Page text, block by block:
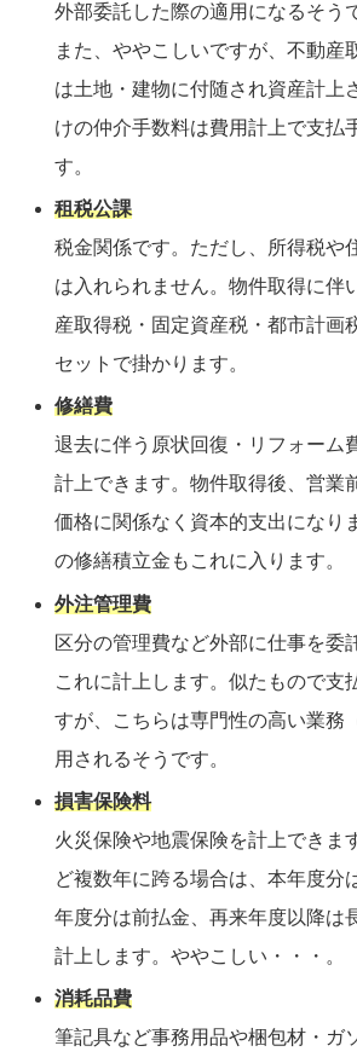
外部委託した際の適用になるそう
また、ややこしいですが、不動産
は土地・建物に付随され資産計上
けの仲介手数料は費用計上で支払
す。
租税公課
税金関係です。ただし、所得税や
は入れられません。物件取得に伴
産取得税・固定資産税・都市計画
セットで掛かります。
修繕費
退去に伴う原状回復・リフォーム
計上できます。物件取得後、営業
価格に関係なく資本的支出になり
の修繕積立金もこれに入ります。
外注管理費
区分の管理費など外部に仕事を委
これに計上します。似たもので支
すが、こちらは専門性の高い業務
用されるそうです。
損害保険料
火災保険や地震保険を計上できま
ど複数年に跨る場合は、本年度分
年度分は前払金、再来年度以降は
計上します。ややこしい・・・。
消耗品費
筆記具など事務用品や梱包材・ガ